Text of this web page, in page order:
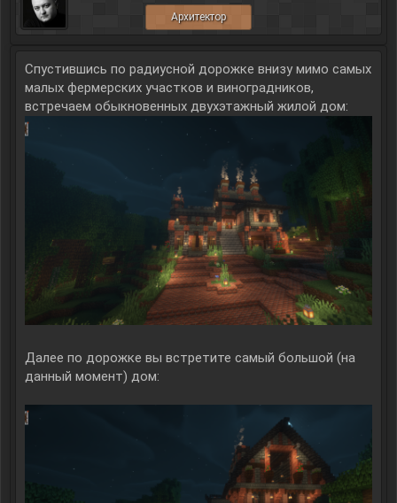
Архитектор
Спустившись по радиусной дорожке внизу мимо самых
малых фермерских участков и виноградников,
встречаем обыкновенных двухэтажный жилой дом:
Далее по дорожке вы встретите самый большой (на
данный момент) дом: